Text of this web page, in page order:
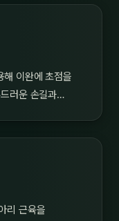
해 이완에 초점을
러운 손길과…
리 근육을